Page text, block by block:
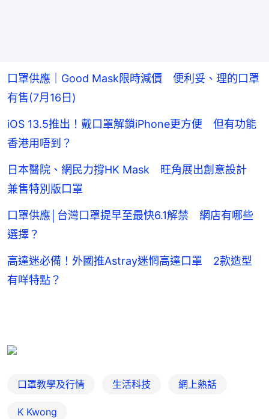
口罩供應｜Good Mask限時減價 便利妥、理的口罩
有售(7月16日)
iOS 13.5推出！戴口罩解鎖iPhone更方便 但有功能
香港用唔到？
日本醫院、網民力撐HK Mask 旺角展出創意設計
兼售特別版口罩
口罩供應│台灣口罩提早至最快6.1解禁 網店有哪些
選擇？
高達迷必備！外國推Astray迷惘高達口罩 2款造型
有咩特點？
口罩教學及行情 生活科技 網上熱話
K Kwong